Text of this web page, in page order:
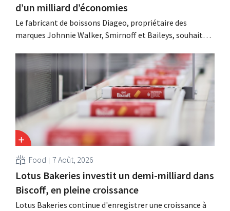
d’un milliard d’économies
Le fabricant de boissons Diageo, propriétaire des
marques Johnnie Walker, Smirnoff et Baileys, souhaite,
considérablement ses coûts tout en investissant dans la
croissance, notamment pour Guinness et les cocktails
prêts à boire.
Food 7 Août, 2026
Lotus Bakeries investit un demi-milliard dans
Biscoff, en pleine croissance
Lotus Bakeries continue d'enregistrer une croissance à